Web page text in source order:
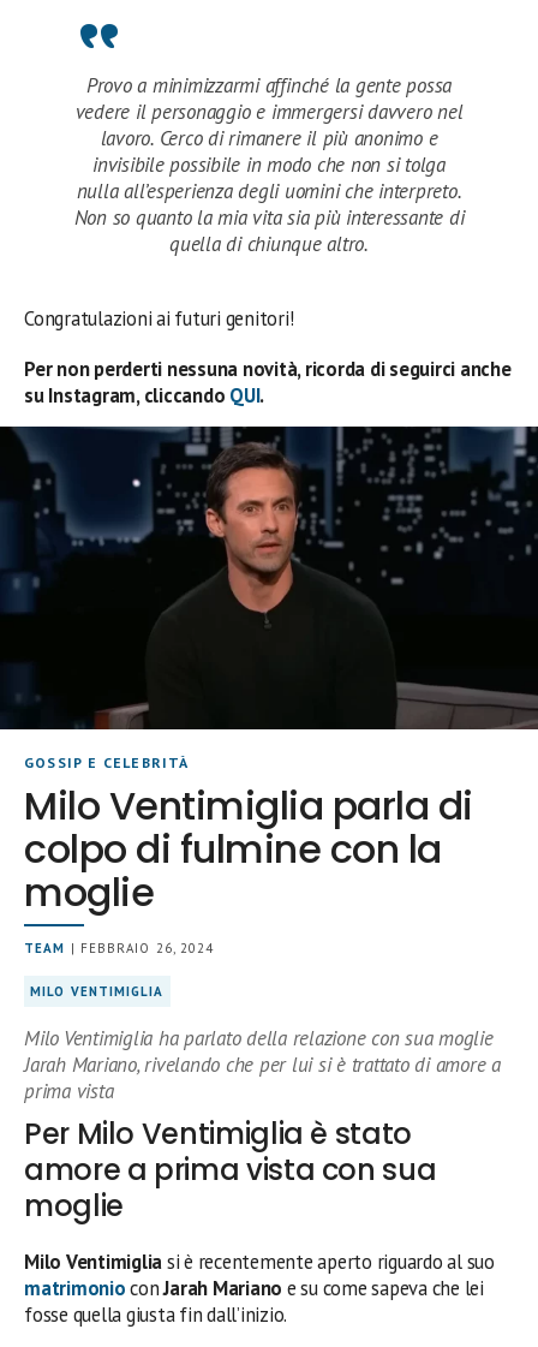
Provo a minimizzarmi affinché la gente possa
vedere il personaggio e immergersi davvero nel
lavoro. Cerco di rimanere il più anonimo e
invisibile possibile in modo che non si tolga
nulla all’esperienza degli uomini che interpreto.
Non so quanto la mia vita sia più interessante di
quella di chiunque altro.
Congratulazioni ai futuri genitori!
Per non perderti nessuna novità, ricorda di seguirci anche
su Instagram, cliccando QUI.
GOSSIP E CELEBRITÀ
Milo Ventimiglia parla di
colpo di fulmine con la
moglie
TEAM | FEBBRAIO 26, 2024
MILO VENTIMIGLIA
Milo Ventimiglia ha parlato della relazione con sua moglie
Jarah Mariano, rivelando che per lui si è trattato di amore a
prima vista
Per Milo Ventimiglia è stato
amore a prima vista con sua
moglie
Milo Ventimigliasi è recentemente aperto riguardo al suo
matrimonioconJarah Mariano e su come sapeva che lei
fosse quella giusta fin dall’inizio.